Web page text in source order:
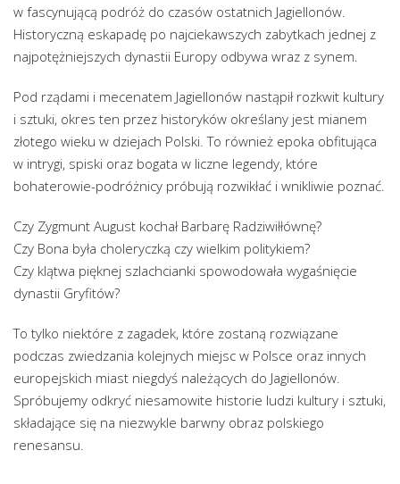
w fascynującą podróż do czasów ostatnich Jagiellonów.
Historyczną eskapadę po najciekawszych zabytkach jednej z
najpotężniejszych dynastii Europy odbywa wraz z synem.
Pod rządami i mecenatem Jagiellonów nastąpił rozkwit kultury
i sztuki, okres ten przez historyków określany jest mianem
złotego wieku w dziejach Polski. To również epoka obfitująca
w intrygi, spiski oraz bogata w liczne legendy, które
bohaterowie-podróżnicy próbują rozwikłać i wnikliwie poznać.
Czy Zygmunt August kochał Barbarę Radziwiłłównę?
Czy Bona była choleryczką czy wielkim politykiem?
Czy klątwa pięknej szlachcianki spowodowała wygaśnięcie
dynastii Gryfitów?
To tylko niektóre z zagadek, które zostaną rozwiązane
podczas zwiedzania kolejnych miejsc w Polsce oraz innych
europejskich miast niegdyś należących do Jagiellonów.
Spróbujemy odkryć niesamowite historie ludzi kultury i sztuki,
składające się na niezwykle barwny obraz polskiego
renesansu.